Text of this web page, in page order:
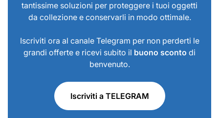
tantissime soluzioni per proteggere i tuoi oggetti
da collezione e conservarli in modo ottimale.
Iscriviti ora al canale Telegram per non perderti le
grandi offerte e ricevi subito il buono sconto di
benvenuto.
Iscriviti a TELEGRAM